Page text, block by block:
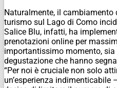
Naturalmente, il cambiamento
turismo sul Lago di Como
Salice Blu, infatti, ha
prenotazioni online per
importantissimo momento,
degustazione che hanno
“Per noi è cruciale non solo
un’esperienza